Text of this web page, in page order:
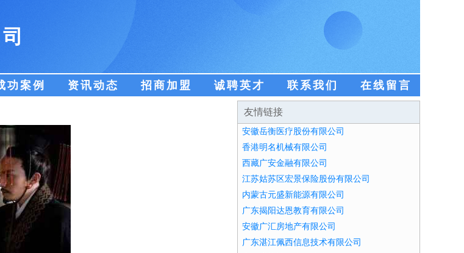
功案例 资讯动态 招商加盟 诚聘英才 联系我们 在线留言
友情链接
安徽岳衡医疗股份有限公司
香港明名机械有限公司
西藏广安金融有限公司
江苏姑苏区宏景保险股份有限公司
内蒙古元盛新能源有限公司
广东揭阳达恩教育有限公司
安徽广汇房地产有限公司
广东湛江佩西信息技术有限公司